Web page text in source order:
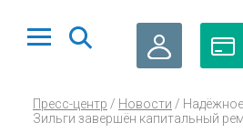
Пресс-центр / Новости /
Зильги завершён капитальный